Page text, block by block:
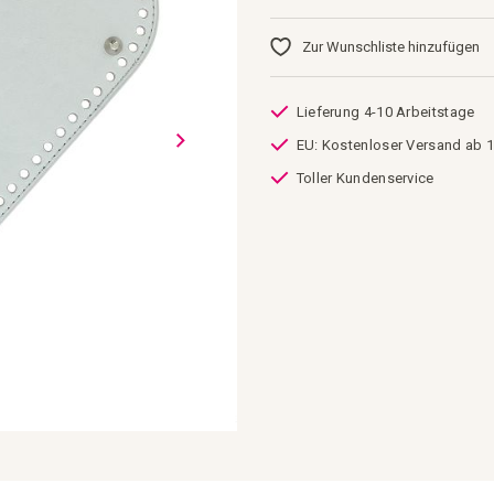
Zur Wunschliste hinzufügen
Lieferung 4-10 Arbeitstage
EU: Kostenloser Versand ab
Toller Kundenservice